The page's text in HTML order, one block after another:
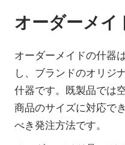
オーダーメイ
オーダーメイドの什器
し、ブランドのオリジ
什器です。既製品では
商品のサイズに対応で
べき発注方法です。